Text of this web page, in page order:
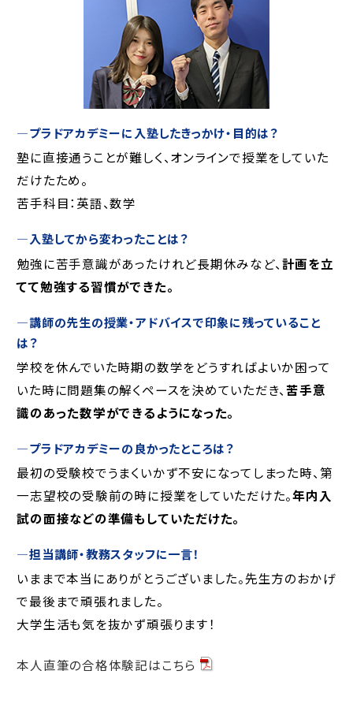
―プラドアカデミーに入塾したきっかけ・目的は？
塾に直接通うことが難しく、オンラインで授業をしていた
だけたため。
苦手科目：英語、数学
―入塾してから変わったことは？
勉強に苦手意識があったけれど長期休みなど、 計画を立
てて勉強する習慣ができた。
―講師の先生の授業・アドバイスで印象に残っていること
は？
学校を休んでいた時期の数学をどうすればよいか困って
いた時に問題集の解くペースを決めていただき、苦手意
識のあった数学ができるようになった。
―プラドアカデミーの良かったところは？
最初の受験校でうまくいかず不安になってしまった時、第
一志望校の受験前の時に授業をしていただけた。年内入
試の面接などの準備もしていただけた。
―担当講師・教務スタッフに一言！
いままで本当にありがとうございました。先生方のおかげ
で最後まで頑張れました。
大学生活も気を抜かず頑張ります！
本人直筆の合格体験記はこちら